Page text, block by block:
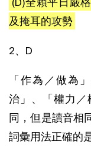
及掩耳的攻勢
2、D
「作為／做為
治」、「權力
同，但是讀音相
詞彙用法正確的